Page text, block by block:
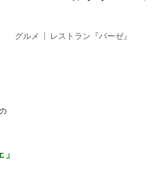
グルメ レストラン『バーゼ』